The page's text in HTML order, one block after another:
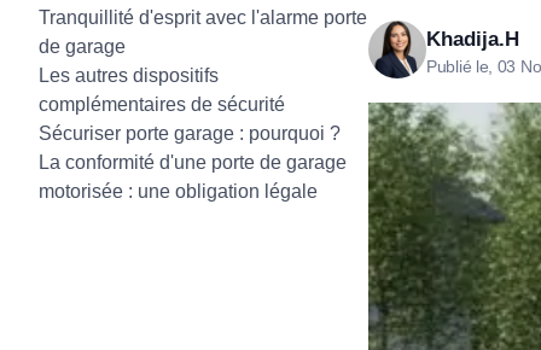
À tubes droits
Tous nos produits
Tous nos
Tous nos produitsTous nos
Tous nos
Tranquillité d'esprit avec l'alarme porte
de garage
Les autres dispositifs
complémentaires de sécurité
Sécuriser porte garage : pourquoi ?
La conformité d'une porte de garage
motorisée : une obligation légale
Khadija.H
Publié le, 03